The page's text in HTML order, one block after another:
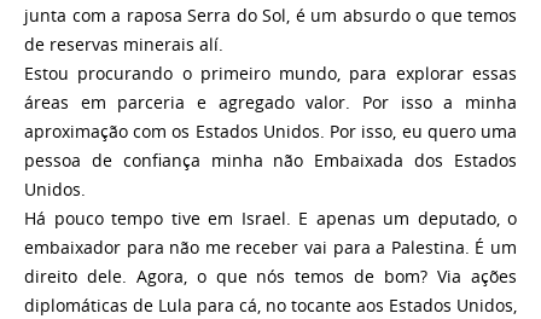
junta com a raposa Serra do Sol, é um absurdo o que temos
de reservas minerais alí.
Estou procurando o primeiro mundo, para explorar essas
áreas em parceria e agregado valor. Por isso a minha
aproximação com os Estados Unidos. Por isso, eu quero uma
pessoa de confiança minha não Embaixada dos Estados
Unidos.
Há pouco tempo tive em Israel. E apenas um deputado, o
embaixador para não me receber vai para a Palestina. É um
direito dele. Agora, o que nós temos de bom? Via ações
diplomáticas de Lula para cá, no tocante aos Estados Unidos,